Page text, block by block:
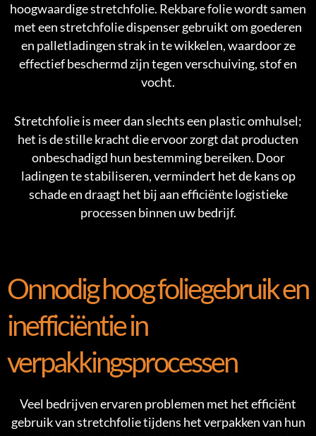
hoogwaardige stretchfolie. Rekbare folie wordt samen
met een stretchfolie dispenser gebruikt om goederen
en palletladingen strak in te wikkelen, waardoor ze
effectief beschermd zijn tegen verschuiving, stof en
vocht.
Stretchfolie is meer dan slechts een plastic omhulsel;
het is de stille kracht die ervoor zorgt dat producten
onbeschadigd hun bestemming bereiken. Door
ladingen te stabiliseren, vermindert het de kans op
schade en draagt het bij aan efficiënte logistieke
processen binnen uw bedrijf.
Onnodig hoog foliegebruik en
inefficiëntie in
verpakkingsprocessen
Veel bedrijven ervaren problemen met het efficiënt
gebruik van stretchfolie tijdens het verpakken van hun